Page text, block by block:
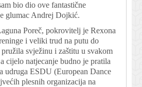
bio dio ove fantastične
glumac Andrej Dojkić.
Poreč, pokrovitelj je Rexona
i veliki trud na putu do
svježinu i zaštitu u svakom
cijelo natjecanje budno je pratila
udruga ESDU (European Dance
plesnih organizacija na